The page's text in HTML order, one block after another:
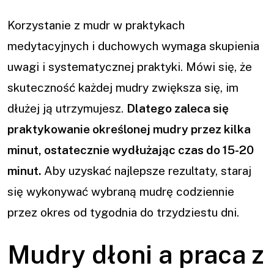
Korzystanie z mudr w praktykach
medytacyjnych i duchowych wymaga skupienia
uwagi i systematycznej praktyki. Mówi się, że
skuteczność każdej mudry zwiększa się, im
dłużej ją utrzymujesz. Dlatego zaleca się
praktykowanie określonej mudry przez kilka
minut, ostatecznie wydłużając czas do 15-20
minut. Aby uzyskać najlepsze rezultaty, staraj
się wykonywać wybraną mudrę codziennie
przez okres od tygodnia do trzydziestu dni.
Mudry dłoni a praca z